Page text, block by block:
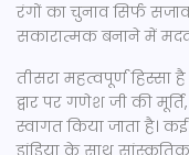
रंगों का चुनाव सिर्फ
सकारात्मक बनाने में
तीसरा महत्वपूर्ण
द्वार पर गणेश जी की
स्वागत किया जाता है।
डांडिया के साथ